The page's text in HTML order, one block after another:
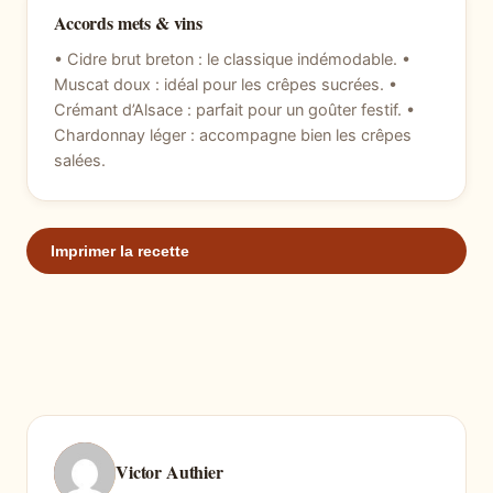
Accords mets & vins
• Cidre brut breton : le classique indémodable. •
Muscat doux : idéal pour les crêpes sucrées. •
Crémant d’Alsace : parfait pour un goûter festif. •
Chardonnay léger : accompagne bien les crêpes
salées.
Imprimer la recette
Victor Authier